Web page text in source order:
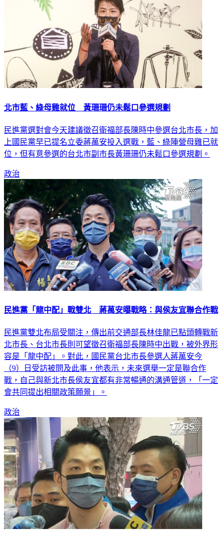
北市藍、綠母雞就位 黃珊珊仍未鬆口參選規劃
民進黨選對會今天建議徵召衛福部長陳時中參選台北市長，加
上國民黨早已提名立委蔣萬安投入選戰，藍、綠陣營母雞已就
位，但有意參選的台北市副市長黃珊珊仍未鬆口參選規劃。
政治
民進黨「龍中配」戰雙北 蔣萬安曝戰略：與侯友宜聯合作戰
民進黨雙北布局受關注，傳出前交通部長林佳龍已點頭轉戰新
北市長、台北市長則可望徵召衛福部長陳時中出戰，被外界形
容是「龍中配」。對此，國民黨台北市長參選人蔣萬安今
（9）日受訪被問及此事，他表示，未來選舉一定是聯合作
戰，自己與新北市長侯友宜都有非常暢通的溝通管道，「一定
會共同提出相關政策願景」。
政治